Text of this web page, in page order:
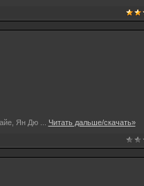
Ян Дю Читать дальше/скачать»